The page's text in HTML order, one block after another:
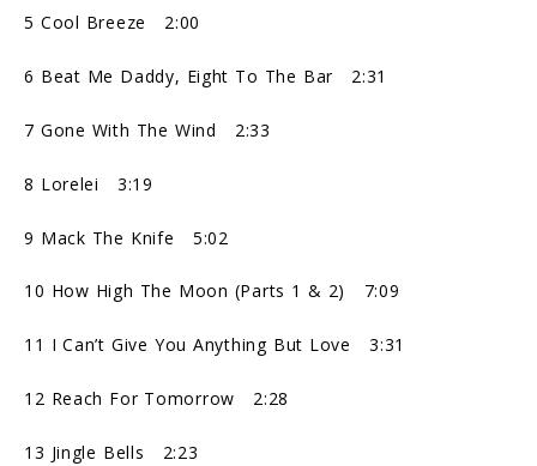
5 Cool Breeze 2:00
6 Beat Me Daddy, Eight To The Bar 2:31
7 Gone With The Wind 2:33
8 Lorelei 3:19
9 Mack The Knife 5:02
10 How High The Moon (Parts 1 & 2) 7:09
11 I Can’t Give You Anything But Love 3:31
12 Reach For Tomorrow 2:28
13 Jingle Bells 2:23